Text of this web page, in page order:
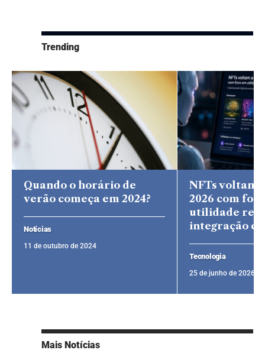
Trending
Quando o horário de
verão começa em 2024?
Notícias
11 de outubro de 2024
NFTs voltam
2026 com
utilidade
integração
Tecnologia
25 de junho de 2026
Mais Notícias